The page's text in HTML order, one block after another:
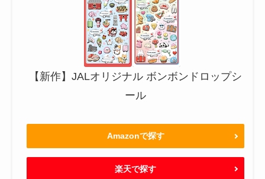
【新作】JALオリジナル ボンボンドロップシ
ール
Amazonで探す
楽天で探す